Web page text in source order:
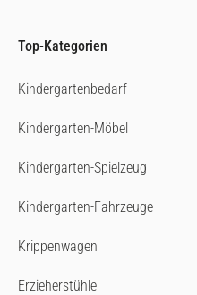
Top-Kategorien
Kindergartenbedarf
Kindergarten-Möbel
Kindergarten-Spielzeug
Kindergarten-Fahrzeuge
Krippenwagen
Erzieherstühle